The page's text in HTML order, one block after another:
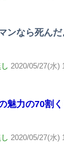
ンなら死んだ
2020/05/27(水)
魅力の70割
2020/05/27(水)